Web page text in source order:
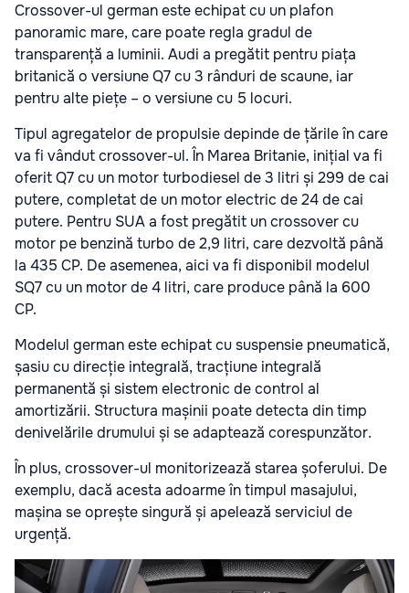
Crossover-ul german este echipat cu un plafon
panoramic mare, care poate regla gradul de
transparență a luminii. Audi a pregătit pentru piața
britanică o versiune Q7 cu 3 rânduri de scaune, iar
pentru alte piețe – o versiune cu 5 locuri.
Tipul agregatelor de propulsie depinde de țările în care
va fi vândut crossover-ul. În Marea Britanie, inițial va fi
oferit Q7 cu un motor turbodiesel de 3 litri și 299 de cai
putere, completat de un motor electric de 24 de cai
putere. Pentru SUA a fost pregătit un crossover cu
motor pe benzină turbo de 2,9 litri, care dezvoltă până
la 435 CP. De asemenea, aici va fi disponibil modelul
SQ7 cu un motor de 4 litri, care produce până la 600
CP.
Modelul german este echipat cu suspensie pneumatică,
șasiu cu direcție integrală, tracțiune integrală
permanentă și sistem electronic de control al
amortizării. Structura mașinii poate detecta din timp
denivelările drumului și se adaptează corespunzător.
În plus, crossover-ul monitorizează starea șoferului. De
exemplu, dacă acesta adoarme în timpul masajului,
mașina se oprește singură și apelează serviciul de
urgență.